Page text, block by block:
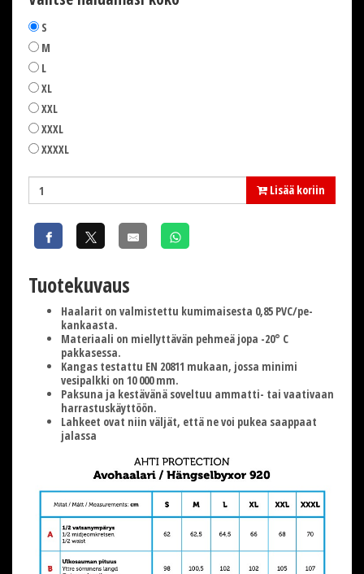
S
M
L
XL
XXL
XXXL
XXXXL
Lisää koriin
Tuotekuvaus
Haalarit on valmistettu kumimaisesta 0,85 PVC/pe-
kankaasta.
Materiaali on miellyttävän pehmeä jopa -20° C
pakkasessa.
Kangas testattu EN 20811 mukaan, jossa minimi
vesipalkki on 10 000 mm.
Paksuna ja kestävänä soveltuu ammatti- tai vaativaan
harrastuskäyttöön.
Lahkeet ovat niin väljät, että ne voi pukea saappaat
jalassa